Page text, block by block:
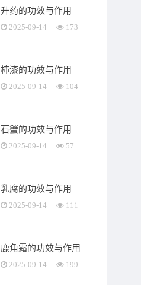
升药的功效与作用
2025-09-14 173
柿漆的功效与作用
2025-09-14 104
石蟹的功效与作用
2025-09-14 57
乳腐的功效与作用
2025-09-14 111
鹿角霜的功效与作用
2025-09-14 199